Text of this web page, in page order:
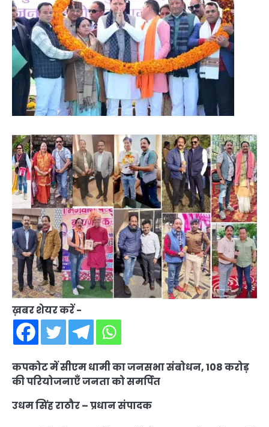
ख़बर शेयर करें -
कपकोट में सीएम धामी का जनसभा संबोधन, 108 करोड़
की परियोजनाएँ जनता को समर्पित
उधम सिंह राठौर – प्रधान संपादक